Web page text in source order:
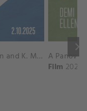
keyboard_arrow_right
A. Krunic and A. Danilina vs. P. Hon and K. Muchova Match Highlights - BEIJING_Capital Group Diamond ( October 02, 2025)
Film 2026